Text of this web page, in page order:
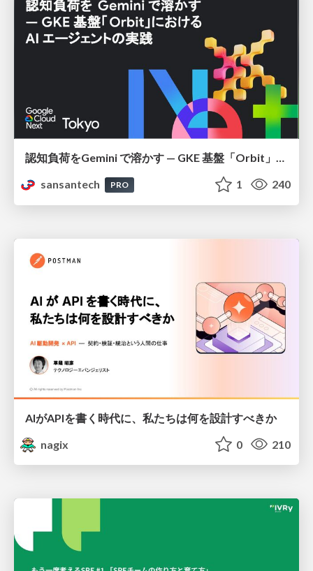
認知負荷をGemini で溶かす — GKE 基盤「Orbit」における AI エージェントの実践
sansantech
PRO 1 240
AIがAPIを書く時代に、私たちは何を設計すべきか
nagix
0 210